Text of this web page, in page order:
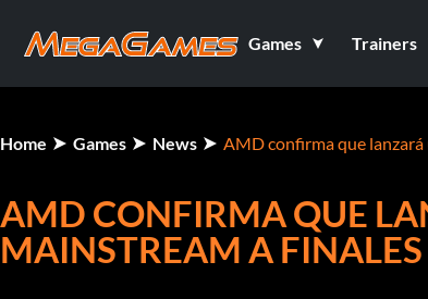
Games Trainers
Home Games News AMD confirma que
AMD CONFIRMA QUE
MAINSTREAM A